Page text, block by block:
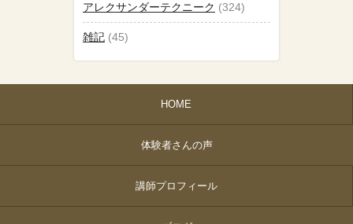
アレクサンダーテクニーク (324)
雑記 (45)
HOME
体験者さんの声
講師プロフィール